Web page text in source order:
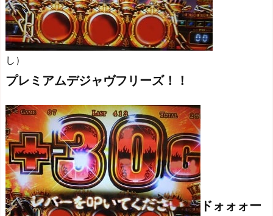
し）
プレミアムデジャヴフリーズ！！
ドォォォー